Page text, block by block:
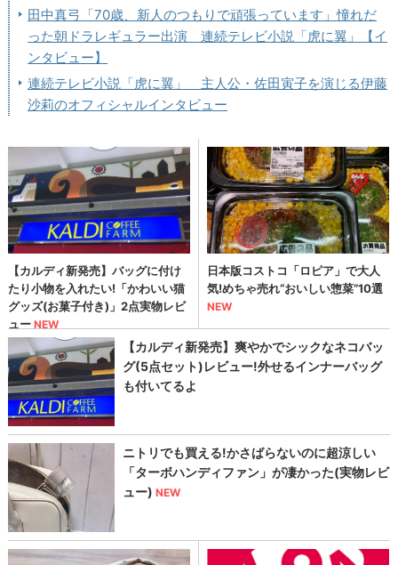
田中真弓「70歳、新人のつもりで頑張っています」憧れだ
った朝ドラレギュラー出演 連続テレビ小説「虎に翼」【イ
ンタビュー】
連続テレビ小説「虎に翼」 主人公・佐田寅子を演じる伊藤
沙莉のオフィシャルインタビュー